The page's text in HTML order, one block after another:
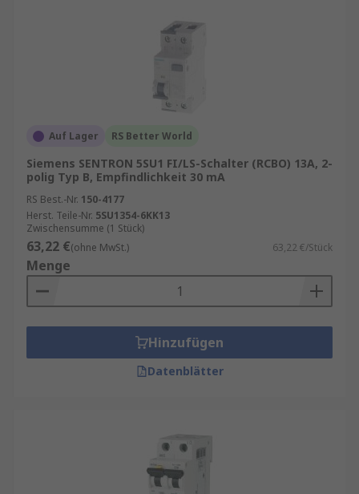
Auf Lager RS Better World
Siemens SENTRON 5SU1 FI/LS-Schalter (RCBO) 13A, 2-
polig Typ B, Empfindlichkeit 30 mA
RS Best.-Nr. 150-4177
Herst. Teile-Nr. 5SU1354-6KK13
Zwischensumme (1 Stück)
63,22 €(ohne MwSt.) 63,22 €/Stück
Menge
Hinzufügen
Datenblätter